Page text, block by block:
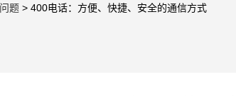
题 > 400电话：方便、快捷、安全的通信方式